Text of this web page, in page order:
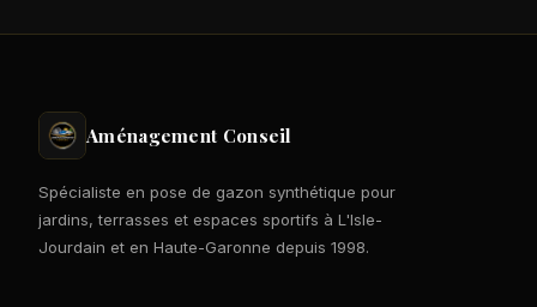
Aménagement Conseil
Spécialiste en pose de gazon synthétique pour
jardins, terrasses et espaces sportifs à L'Isle-
Jourdain et en Haute-Garonne depuis 1998.